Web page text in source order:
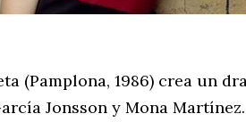
(Pamplona, 1986) crea un
Jonsson y Mona